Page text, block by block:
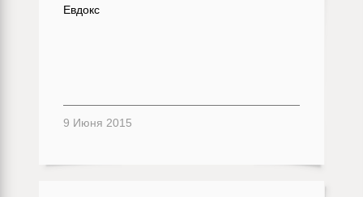
Евдокс
9 Июня 2015